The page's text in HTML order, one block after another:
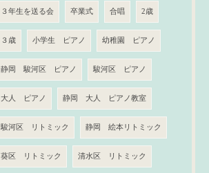
３年生を送る会 卒業式 合唱 2歳
３歳 小学生 ピアノ 幼稚園 ピアノ
静岡 駿河区 ピアノ 駿河区 ピアノ
大人 ピアノ 静岡 大人 ピアノ教室
駿河区 リトミック 静岡 絵本リトミック
葵区 リトミック 清水区 リトミック